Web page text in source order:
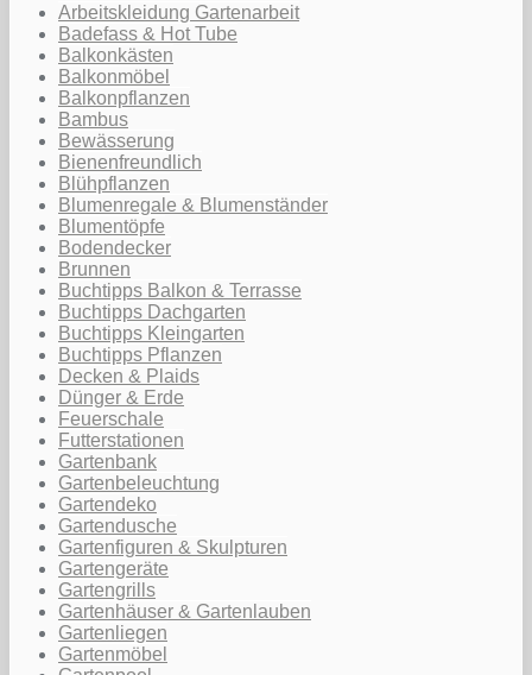
Arbeitskleidung Gartenarbeit
Badefass & Hot Tube
Balkonkästen
Balkonmöbel
Balkonpflanzen
Bambus
Bewässerung
Bienenfreundlich
Blühpflanzen
Blumenregale & Blumenständer
Blumentöpfe
Bodendecker
Brunnen
Buchtipps Balkon & Terrasse
Buchtipps Dachgarten
Buchtipps Kleingarten
Buchtipps Pflanzen
Decken & Plaids
Dünger & Erde
Feuerschale
Futterstationen
Gartenbank
Gartenbeleuchtung
Gartendeko
Gartendusche
Gartenfiguren & Skulpturen
Gartengeräte
Gartengrills
Gartenhäuser & Gartenlauben
Gartenliegen
Gartenmöbel